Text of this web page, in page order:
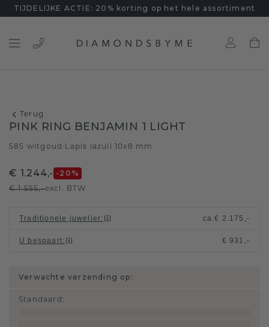
TIJDELIJKE ACTIE: 20% korting op het hele assortiment
Terug
PINK RING BENJAMIN 1 LIGHT
585 witgoud Lapis lazuli 10x8 mm
€ 1.244,- -20 %
€ 1.555,-excl. BTW
Traditionele juwelier: ca.€ 2.175,-
U bespaart: € 931,-
Verwachte verzending op:
Standaard :